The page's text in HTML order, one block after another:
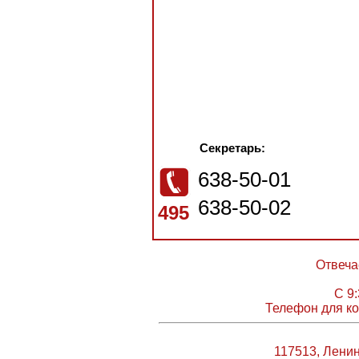
Секретарь:
495
638-50-01
638-50-02
С
Телефон для
117513,